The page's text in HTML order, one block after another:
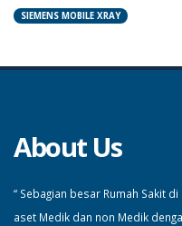
SIEMENS MOBILE XRAY
About Us
“ Sebagian besar Rumah Sakit
aset Medik dan non Medik